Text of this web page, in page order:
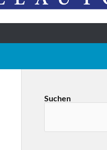
Suchen